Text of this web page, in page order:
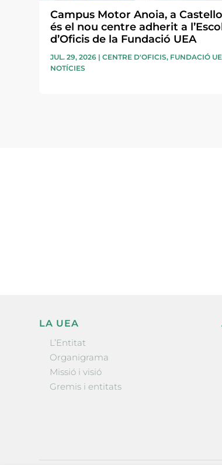
Campus Motor Anoia, a
és el nou centre adherit a
d’Oficis de la Fundació UEA
JUL. 29, 2026 |CENTRE D'OFICIS, FUNDACIÓ
NOTÍCIES
LA UEA
L’Entitat
Organigrama
Missió i visió
Gremis i entitats